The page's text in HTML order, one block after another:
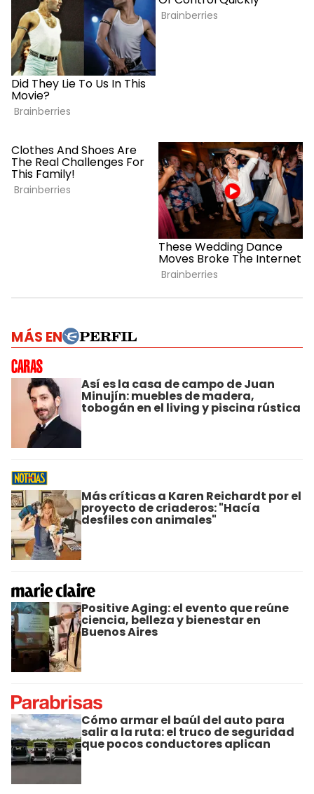
MÁS EN
Así es la casa de campo de Juan
Minujín: muebles de madera,
tobogán en el living y piscina rústica
Más críticas a Karen Reichardt por el
proyecto de criaderos: "Hacía
desfiles con animales"
Positive Aging: el evento que reúne
ciencia, belleza y bienestar en
Buenos Aires
Cómo armar el baúl del auto para
salir a la ruta: el truco de seguridad
que pocos conductores aplican